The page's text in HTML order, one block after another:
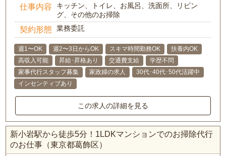
仕事内容
キッチン、トイレ、お風呂、洗面所、リビン
グ、その他のお掃除
契約形態 業務委託
週1〜OK 週2〜3日からOK スキマ時間勤務OK
扶養内OK
高収入可能
昇給･昇格あり 交通費支給
学歴不問
家事代行スタッフ募集
家政婦の求人
30代･40代･50代活躍中
インセンティブあり
この求人の詳細を見る
新小岩駅から徒歩5分！1LDKマンションでのお掃除代行
のお仕事（東京都葛飾区）